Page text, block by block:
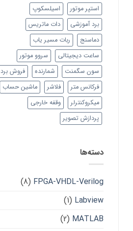
استپر موتور
اسیلسکوپ
برد آموزشی
دات ماتریس
دماسنج
ربات مسیر یاب
ساعت دیجیتالی
سروو موتور
سون سگمنت
شمارنده
فروش برد
فرکانس متر
فلاشر
ماشین حساب
میکروکنترلر
وقفه خارجی
پردازش تصویر
دسته‌ها
FPGA-VHDL-Verilog
(8)
Labview
(1)
MATLAB
(2)